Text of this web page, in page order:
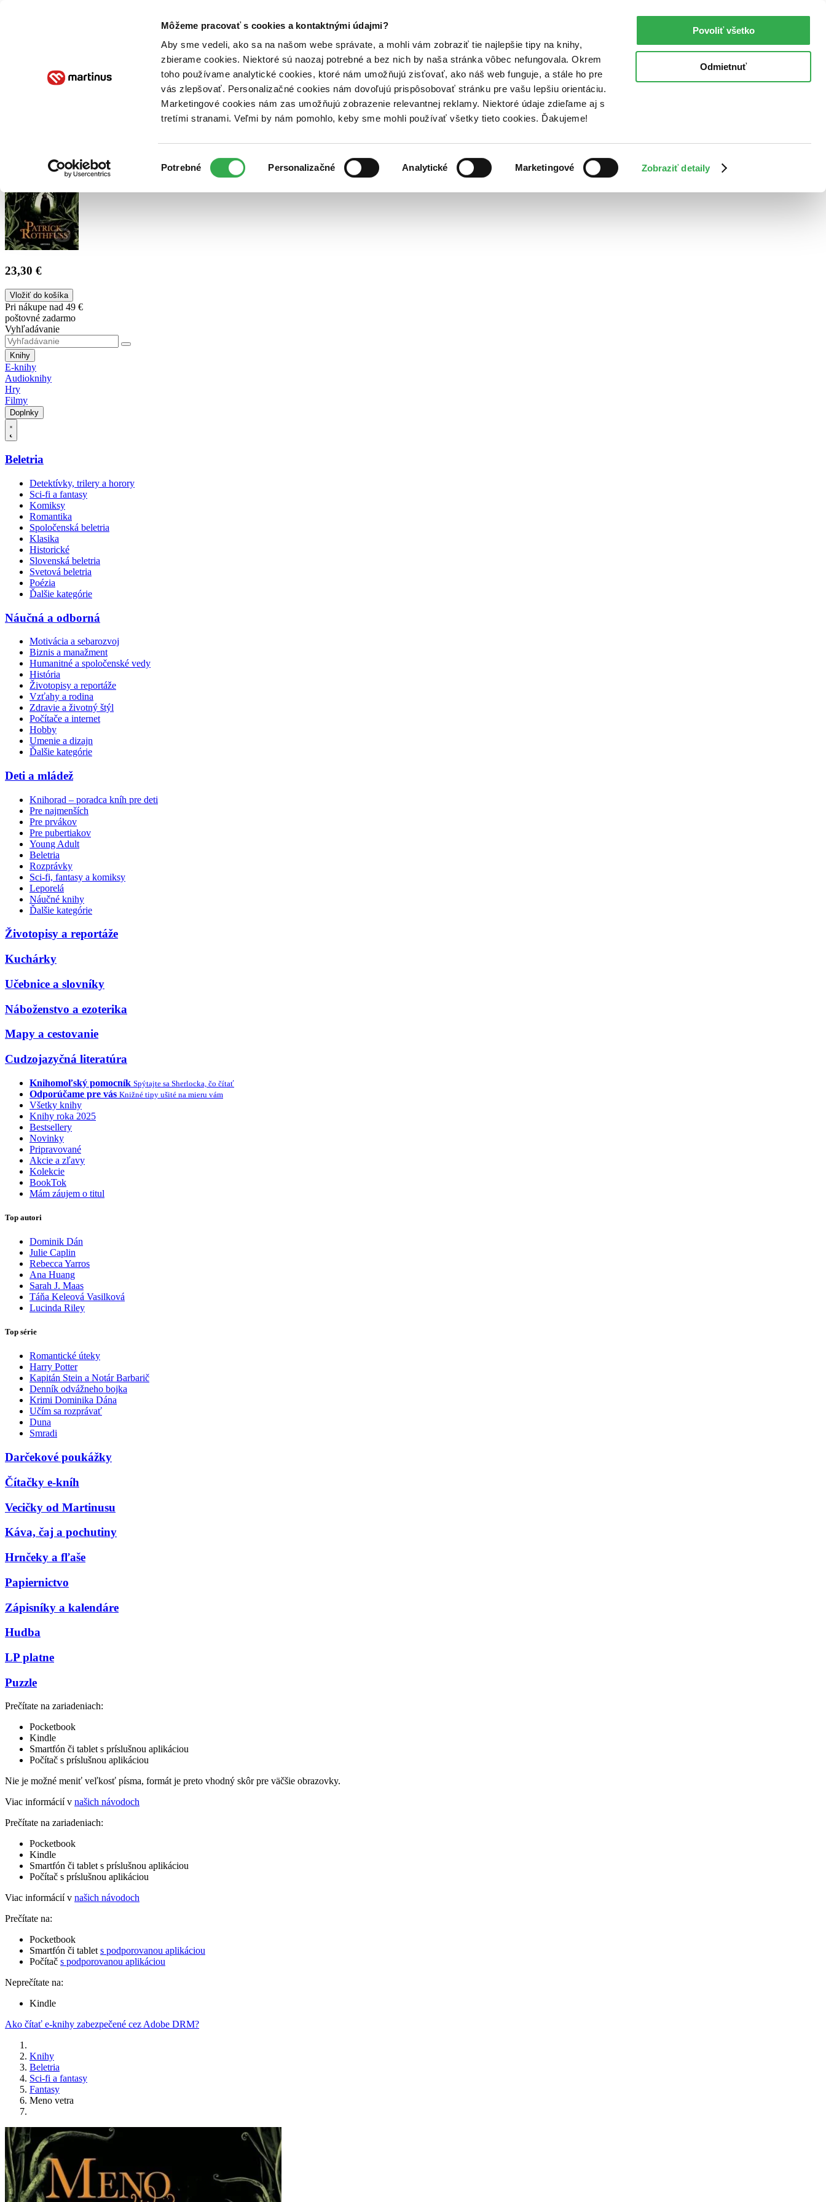
Môžeme pracovať s cookies a kontaktnými údajmi?
Aby sme vedeli, ako sa na našom webe správate, a mohli vám zobraziť tie najlepšie tipy na knihy,
zbierame cookies. Niektoré sú naozaj potrebné a bez nich by naša stránka vôbec nefungovala. Okrem
toho používame analytické cookies, ktoré nám umožňujú zisťovať, ako náš web funguje, a stále ho pre
vás zlepšovať. Personalizačné cookies nám dovoľujú prispôsobovať stránku pre vašu lepšiu orientáciu.
Marketingové cookies nám zas umožňujú zobrazenie relevantnej reklamy. Niektoré údaje zdieľame aj s
tretími stranami. Veľmi by nám pomohlo, keby sme mohli používať všetky tieto cookies. Ďakujeme!
súhlasu
Potrebné Personalizačné Analytické Marketingové Zobraziť detaily
Povoliť všetko
Odmietnuť
Poukážky Kontakt
23,30 €
Vložiť do košíka
Pri nákupe nad 49 €
poštovné zadarmo
Vyhľadávanie
Knihy
E-knihy
Audioknihy
Hry
Filmy
Doplnky
Beletria
Detektívky, trilery a horory
Sci-fi a fantasy
Komiksy
Romantika
Spoločenská beletria
Klasika
Historické
Slovenská beletria
Svetová beletria
Poézia
Ďalšie kategórie
Náučná a odborná
Motivácia a sebarozvoj
Biznis a manažment
Humanitné a spoločenské vedy
História
Životopisy a reportáže
Vzťahy a rodina
Zdravie a životný štýl
Počítače a internet
Hobby
Umenie a dizajn
Ďalšie kategórie
Deti a mládež
Knihorad – poradca kníh pre deti
Pre najmenších
Pre prvákov
Pre pubertiakov
Young Adult
Beletria
Rozprávky
Sci-fi, fantasy a komiksy
Leporelá
Náučné knihy
Ďalšie kategórie
Životopisy a reportáže
Kuchárky
Učebnice a slovníky
Náboženstvo a ezoterika
Mapy a cestovanie
Cudzojazyčná literatúra
Knihomoľský pomocník Spýtajte sa Sherlocka, čo čítať
Odporúčame pre vás Knižné tipy ušité na mieru vám
Všetky knihy
Knihy roka 2025
Bestsellery
Novinky
Pripravované
Akcie a zľavy
Kolekcie
BookTok
Mám záujem o titul
Top autori
Dominik Dán
Julie Caplin
Rebecca Yarros
Ana Huang
Sarah J. Maas
Táňa Keleová Vasilková
Lucinda Riley
Top série
Romantické úteky
Harry Potter
Kapitán Stein a Notár Barbarič
Denník odvážneho bojka
Krimi Dominika Dána
Učím sa rozprávať
Duna
Smradi
Darčekové poukážky
Čítačky e-kníh
Vecičky od Martinusu
Káva, čaj a pochutiny
Hrnčeky a fľaše
Papiernictvo
Zápisníky a kalendáre
Hudba
LP platne
Puzzle
Prečítate na zariadeniach:
Pocketbook
Kindle
Smartfón či tablet s príslušnou aplikáciou
Počítač s príslušnou aplikáciou
Nie je možné meniť veľkosť písma, formát je preto vhodný skôr pre väčšie obrazovky.
Viac informácií v našich návodoch
Prečítate na zariadeniach:
Pocketbook
Kindle
Smartfón či tablet s príslušnou aplikáciou
Počítač s príslušnou aplikáciou
Viac informácií v našich návodoch
Prečítate na:
Pocketbook
Smartfón či tablet s podporovanou aplikáciou
Počítač s podporovanou aplikáciou
Neprečítate na:
Kindle
Ako čítať e-knihy zabezpečené cez Adobe DRM?
Knihy
Beletria
Sci-fi a fantasy
Fantasy
Meno vetra